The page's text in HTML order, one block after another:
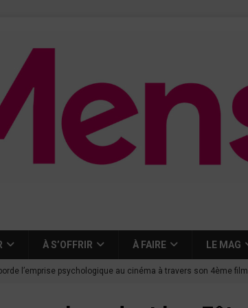
À S’OFFRIR À FAIRE LE MAG
l’emprise psychologique au cinéma à travers son 4ème film